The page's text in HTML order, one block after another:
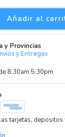
Añadir al
y Provincias
y Entregas
8:30am 5:30pm
tarjetas, depositos